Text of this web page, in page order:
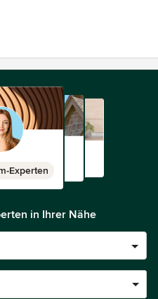
fachgerecht.
Experten
in Ihrer Nähe